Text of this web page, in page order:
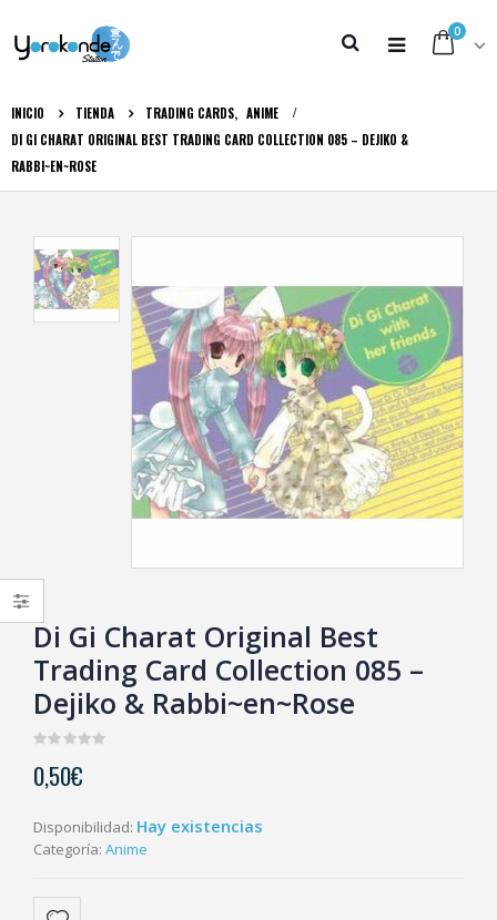
0
INICIO TIENDA TRADING CARDS, ANIME
DI GI CHARAT ORIGINAL BEST TRADING CARD COLLECTION 085 – DEJIKO &
RABBI~EN~ROSE
Di Gi Charat Original Best
Trading Card Collection 085 –
Dejiko & Rabbi~en~Rose
out
of
0,50€
Disponibilidad: Hay existencias
Categoría: Anime